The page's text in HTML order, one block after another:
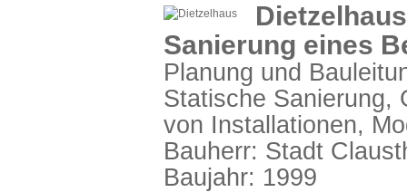
Sanierung eines
Planung und
Statische Sanierung,
von Installationen,
Bauherr: Stadt
Baujahr: 1999